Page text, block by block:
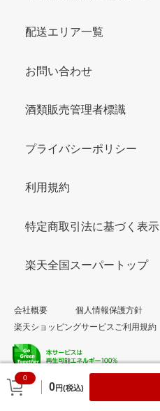
0
0円(税込)
配送エリア一覧
お問い合わせ
酒類販売管理者標識
プライバシーポリシー
利用規約
特定商取引法に基づく表示
楽天全国スーパートップ
会社概要
個人情報保護方針
楽天ショッピングサービスご利用規約
© Rakuten Group, Inc.